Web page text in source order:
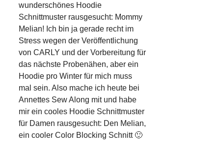
wunderschönes Hoodie
Schnittmuster rausgesucht: Mommy
Melian! Ich bin ja gerade recht im
Stress wegen der Veröffentlichung
von CARLY und der Vorbereitung für
das nächste Probenähen, aber ein
Hoodie pro Winter für mich muss
mal sein. Also mache ich heute bei
Annettes Sew Along mit und habe
mir ein cooles Hoodie Schnittmuster
für Damen rausgesucht: Den Melian,
ein cooler Color Blocking Schnitt 🙂